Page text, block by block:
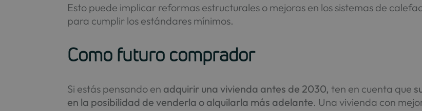
Esto puede implicar reformas estructurales o mejoras en los sistemas de
para cumplir los estándares mínimos.
Como futuro comprador
Si estás pensando en adquirir una vivienda antes de 2030, ten en cuenta que
en la posibilidad de venderla o alquilarla más adelante. Una vivienda con